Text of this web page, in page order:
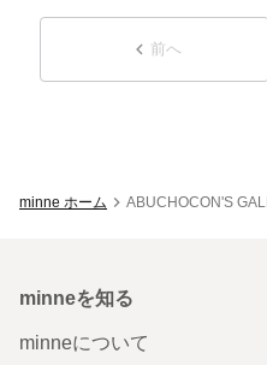
前へ
minne ホーム ABUCHOCON'S
minneを知る
minneについて